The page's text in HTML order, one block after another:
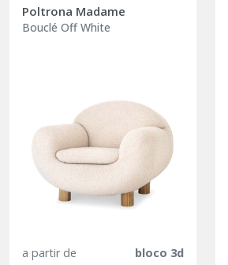
Poltrona Madame
Bouclé Off White
a partir de bloco 3d